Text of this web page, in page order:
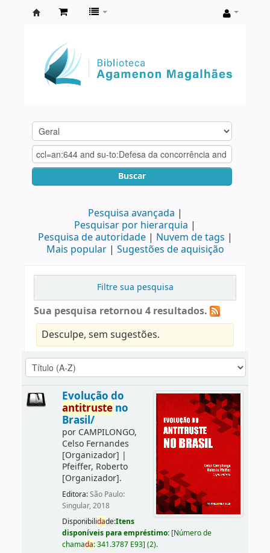
Agamenon
Magalhães
Buscar
Pesquisa avançada
Pesquisar por hierarquia
Pesquisa de autoridade
Nuvem de tags
Mais popular
Sugestões de aquisição
Filtre sua pesquisa
Sua pesquisa retornou 4 resultados.
Desculpe, sem sugestões.
Evolução do
antitrusteno
Brasil/
por CAMPILONGO,
Celso Fernandes
[Organizador] |
Pfeiffer, Roberto
[Organizador].
Editora:São Paulo:
Singular, 2018
Disponibilidade:Itens
disponíveis para empréstimo: [Número de
chamada:341.3787 E93] (2).